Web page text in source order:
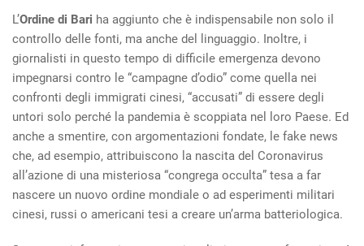
L’Ordine di Bari ha aggiunto che è indispensabile non solo il
controllo delle fonti, ma anche del linguaggio. Inoltre, i
giornalisti in questo tempo di difficile emergenza devono
impegnarsi contro le “campagne d’odio” come quella nei
confronti degli immigrati cinesi, “accusati” di essere degli
untori solo perché la pandemia è scoppiata nel loro Paese. Ed
anche a smentire, con argomentazioni fondate, le fake news
che, ad esempio, attribuiscono la nascita del Coronavirus
all’azione di una misteriosa “congrega occulta” tesa a far
nascere un nuovo ordine mondiale o ad esperimenti militari
cinesi, russi o americani tesi a creare un’arma batteriologica.